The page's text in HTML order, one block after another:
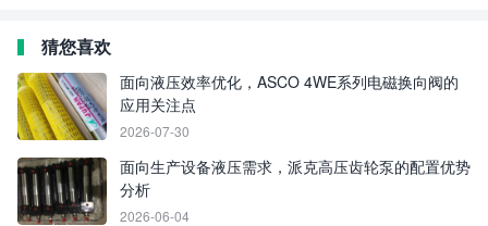
猜您喜欢
面向液压效率优化，ASCO 4WE系列电磁换向阀的
应用关注点
2026-07-30
面向生产设备液压需求，派克高压齿轮泵的配置优势
分析
2026-06-04